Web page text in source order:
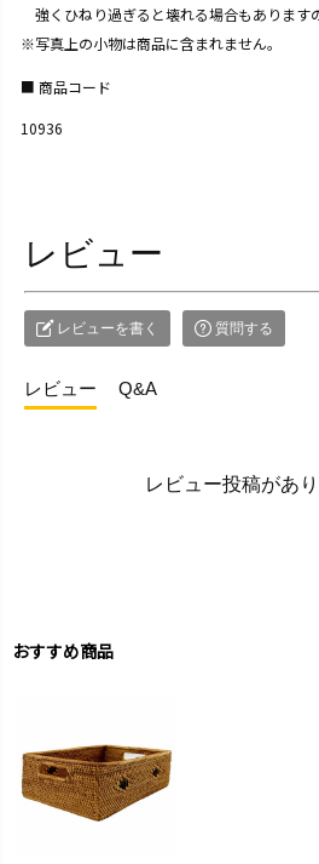
強くひねり過ぎると壊れる場合もあります
※写真上の小物は商品に含まれません。
商品コード
10936
レビュー
レビューを書く 質問する
レビュー Q&A
レビュー投稿があり
おすすめ商品